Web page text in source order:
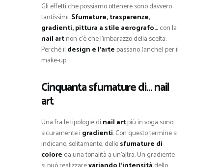
Gli effetti che possiamo ottenere sono davvero
tantissimi.Sfumature, trasparenze,
gradienti, pittura a stile aerografo… con la
nail artnon c’è che l’imbarazzo della scelta.
Perché il design e l’arte passano (anche) per il
make-up.
Cinquanta sfumature di… nail
art
Una fra le tipologie di nail artpiù in voga sono
sicuramente i gradienti. Con questo termine si
indicano, solitamente, dellesfumature di
colore da una tonalità a un’altra. Un gradiente